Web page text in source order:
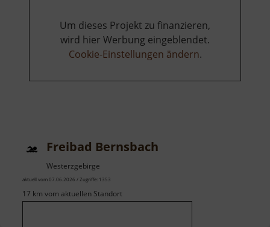
Um dieses Projekt zu finanzieren,
wird hier Werbung eingeblendet.
Cookie-Einstellungen ändern.
Freibad Bernsbach
Westerzgebirge
aktuell vom 07.06.2026 / Zugriffe: 1353
17 km vom aktuellen Standort